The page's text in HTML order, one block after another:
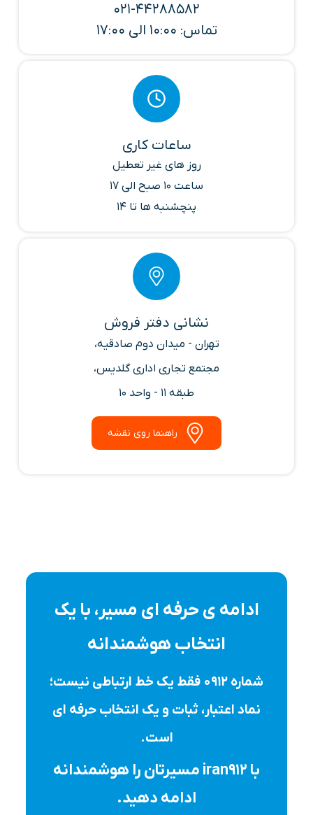
021-44288582
تماس: 10:00 الی 17:00
ساعات کاری
روز های غیر تعطیل
ساعت 10 صبح الی 17
پنچشنبه ها تا 14
نشانی دفتر فروش
تهران - میدان دوم صادقیه،
مجتمع تجاری اداری گلدیس،
طبقه 11 - واحد 10
راهنما روی نقشه
ادامه ی حرفه ای مسیر، با یک
انتخاب هوشمندانه
شماره ۰۹۱۲ فقط یک خط ارتباطی نیست؛
نماد اعتبار، ثبات و یک انتخاب حرفه ای
است.
با iran912 مسیرتان را هوشمندانه
ادامه دهید.